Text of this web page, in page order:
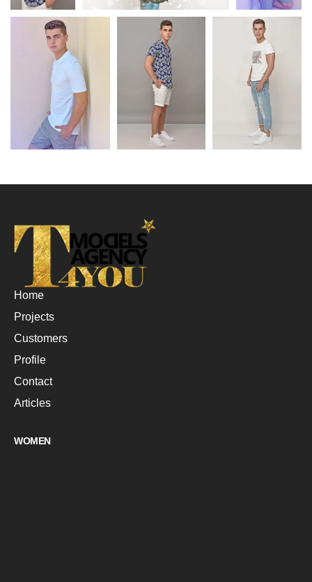
Home
Projects
Customers
Profile
Contact
Articles
WOMEN